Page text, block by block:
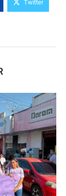
Twitter